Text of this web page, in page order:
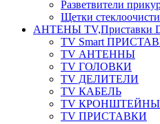
Разветвители
Щетки
АНТЕНЫ ТV,Приставки
TV Smart
TV АНТЕННЫ
TV ГОЛОВКИ
TV ДЕЛИТЕЛИ
TV КАБЕЛЬ
TV КРОНШТЕЙНЫ
TV ПРИСТАВКИ